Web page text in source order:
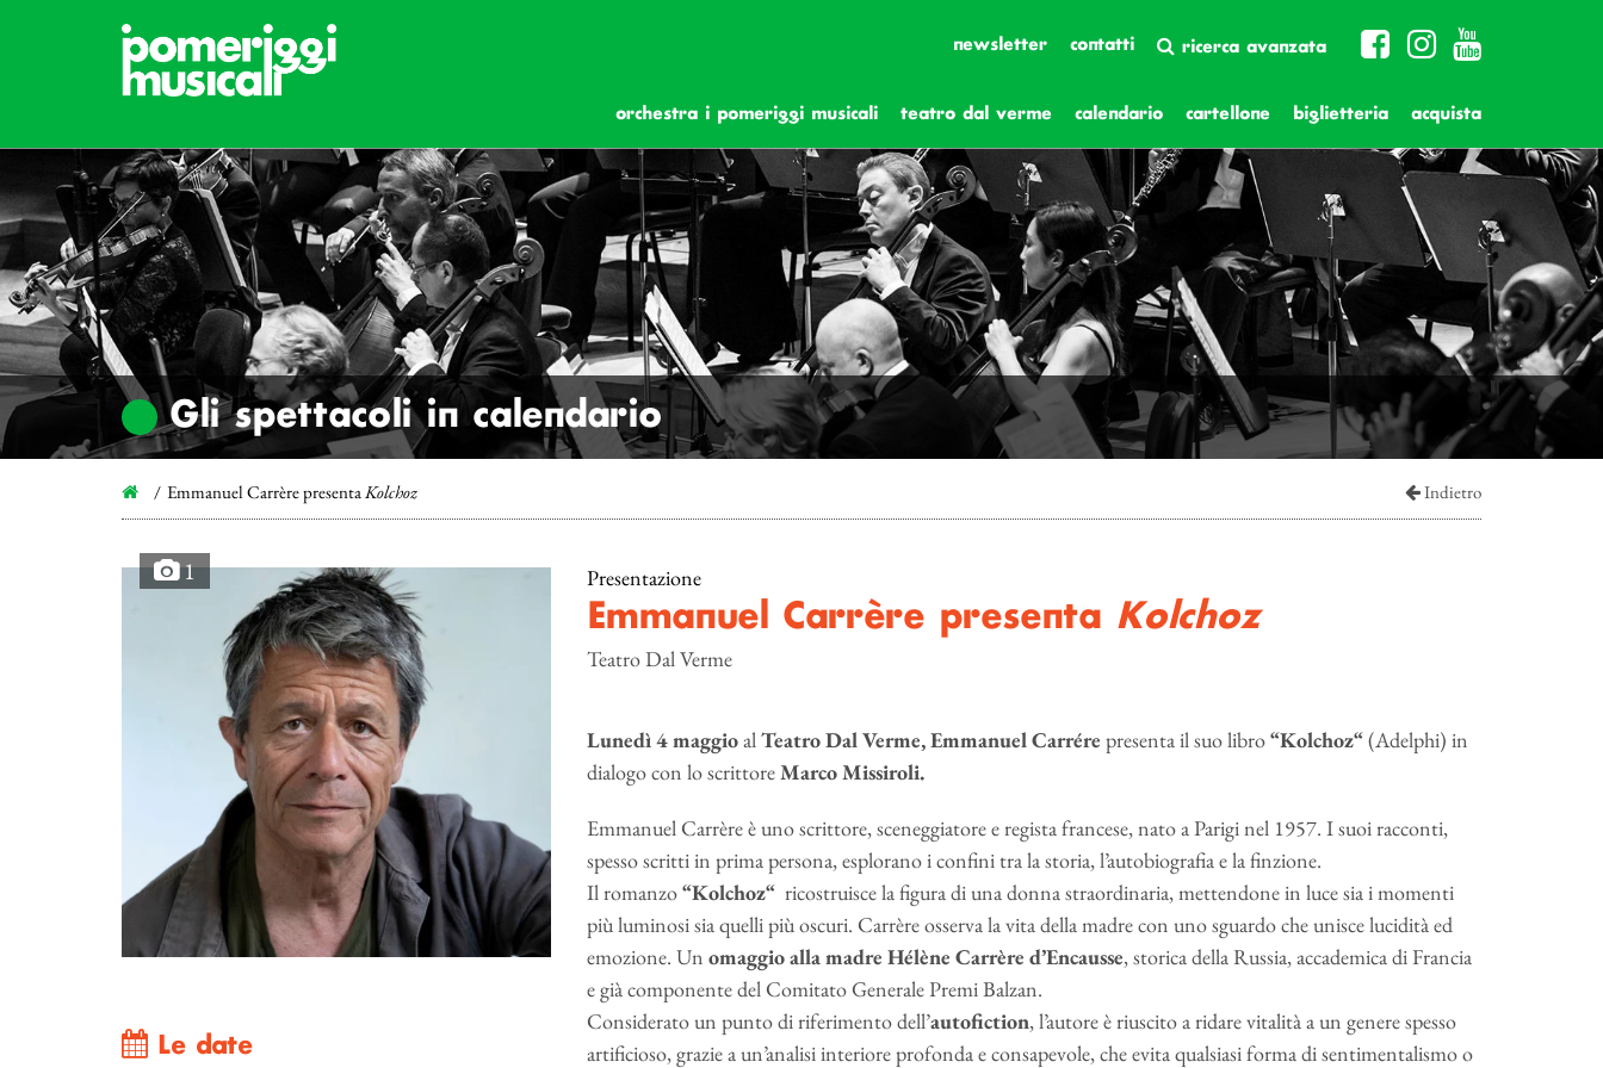
newsletter contatti ricerca avanzata
orchestra i pomeriggi musicali teatro dal verme calendario cartellone biglietteria acquista
Gli spettacoli in calendario
Emmanuel Carrère presentaKolchoz Indietro
1
Le date
Presentazione
Emmanuel Carrère presenta Kolchoz
Teatro Dal Verme
Lunedì 4 maggioalTeatro Dal Verme,Emmanuel Carrére presenta il suo libro“Kolchoz“(Adelphi) in
dialogo con lo scrittoreMarco Missiroli.
Emmanuel Carrère è uno scrittore, sceneggiatore e regista francese, nato a Parigi nel 1957. I suoi racconti,
spesso scritti in prima persona, esplorano i confini tra la storia, l’autobiografia e la finzione.
Il romanzo“Kolchoz“ ricostruisce la figura di una donna straordinaria, mettendone in luce sia i momenti
più luminosi sia quelli più oscuri. Carrère osserva la vita della madre con uno sguardo che unisce lucidità ed
emozione. Un omaggio alla madre Hélène Carrère d’Encausse, storica della Russia, accademica di Francia
e già componente del Comitato Generale Premi Balzan.
Considerato un punto di riferimento dell’autofiction, l’autore è riuscito a ridare vitalità a un genere spesso
artificioso, grazie a un’analisi interiore profonda e consapevole, che evita qualsiasi forma di sentimentalismo o